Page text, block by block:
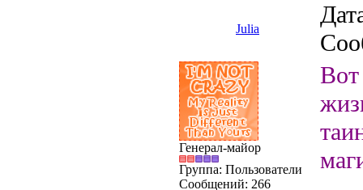
Julia
Генерал-майор
Группа: Пользователи
Сообщений: 266